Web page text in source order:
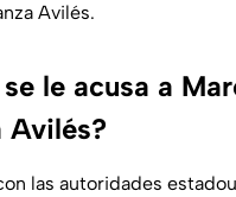
Avilés.
le acusa a
Avilés?
las autoridades